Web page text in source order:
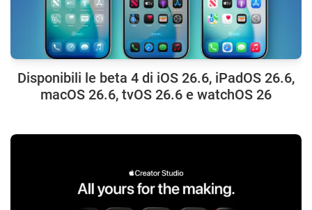
Disponibili le beta 4 di iOS 26.6, iPadOS 26.6,
macOS 26.6, tvOS 26.6 e watchOS 26